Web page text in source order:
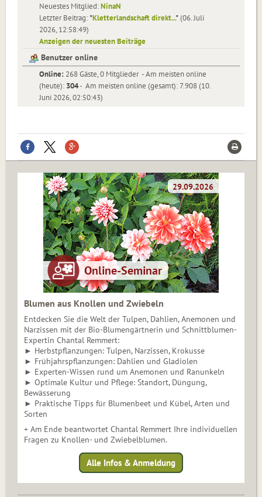
Neuestes Mitglied:NinaN
Letzter Beitrag: "Kletterlandschaft direkt..."(06. Juli
2026, 12:58:49)
Anzeigen der neuesten Beiträge
Benutzer online
Online: 268 Gäste, 0 Mitglieder - Am meisten online
(heute): 304- Am meisten online (gesamt): 7.908 (10.
Juni 2026, 02:50:43)
Blumen aus Knollen und Zwiebeln
Entdecken Sie die Welt der Tulpen, Dahlien, Anemonen und
Narzissen mit der Bio-Blumengärtnerin und Schnittblumen-
Expertin Chantal Remmert:
► Herbstpflanzungen: Tulpen, Narzissen, Krokusse
► Frühjahrspflanzungen: Dahlien und Gladiolen
► Experten-Wissen rund um Anemonen und Ranunkeln
► Optimale Kultur und Pflege: Standort, Düngung,
Bewässerung
► Praktische Tipps für Blumenbeet und Kübel, Arten und
Sorten
+ Am Ende beantwortet Chantal Remmert Ihre individuellen
Fragen zu Knollen- und Zwiebelblumen.
Alle Infos & Anmeldung